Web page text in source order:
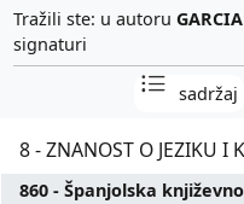
Tražili ste: u autoru
signaturi
sadržaj
8 - ZNANOST O JEZIKU I
860 - Španjolska